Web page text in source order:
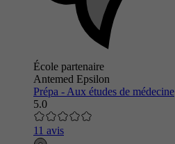
École partenaire
Antemed Epsilon
Prépa - Aux études de médecine
5.0
11 avis